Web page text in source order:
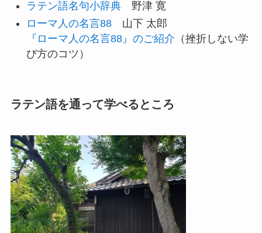
ラテン語名句小辞典野津 寛
ローマ人の名言88山下 太郎
『ローマ人の名言88』のご紹介 （挫折しない学
び方のコツ）
ラテン語を通って学べるところ